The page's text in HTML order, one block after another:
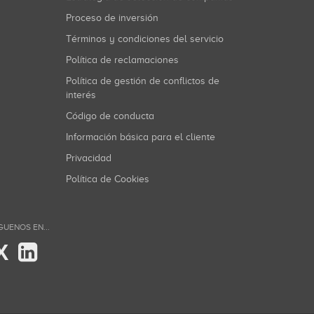
Proceso de inversión
Términos y condiciones del servicio
Política de reclamaciones
Política de gestión de conflictos de
interés
Código de conducta
Información básica para el cliente
Privacidad
Política de Cookies
EN...